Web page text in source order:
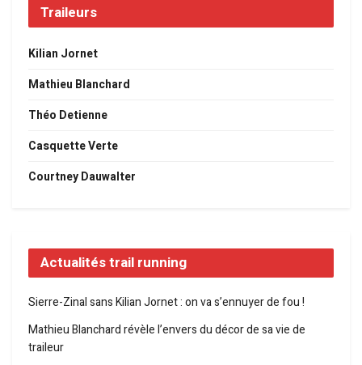
Traileurs
Kilian Jornet
Mathieu Blanchard
Théo Detienne
Casquette Verte
Courtney Dauwalter
Actualités trail running
Sierre-Zinal sans Kilian Jornet : on va s’ennuyer de fou !
Mathieu Blanchard révèle l’envers du décor de sa vie de
traileur